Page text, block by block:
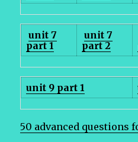
unit 7
part 1
unit 7
part 2
unit 9 part 1
50 advanced questions